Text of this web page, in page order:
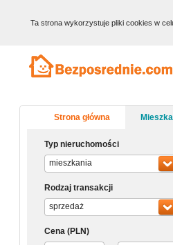
Ta strona wykorzystuje pliki cookies w
Strona główna
Typ nieruchomości
mieszkania
Rodzaj transakcji
sprzedaż
Cena (PLN)